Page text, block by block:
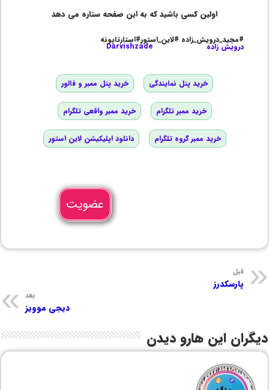
اولین کسی باشید که به این صفحه ستاره می دهد
#مجید_درویش_زاده #لاین_استور#استارتاپونه
درویش زاده Darvishzade
خرید پنل نمایندگی خرید پنل ممبر و فالور
خرید ممبر تلگرام خرید ممبر واقعی تلگرام
خرید ممبر گروه تلگرام دانلود اپلیکیشن لاین استور
عضویت
قبل
پارسکدرز
بعد
دیجی موویز
دیگران این هارو دیدن